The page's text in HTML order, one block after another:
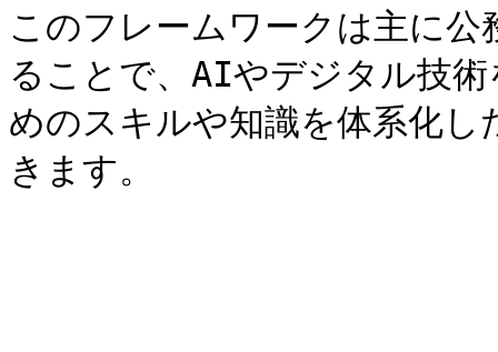
このフレームワークは主に
ることで、AIやデジタル技
めのスキルや知識を体系化